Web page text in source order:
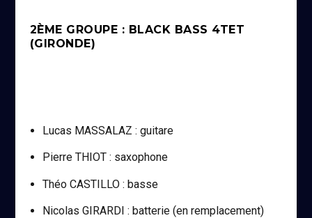
2ÈME GROUPE : BLACK BASS 4TET
(GIRONDE)
Lucas MASSALAZ : guitare
Pierre THIOT : saxophone
Théo CASTILLO : basse
Nicolas GIRARDI : batterie (en remplacement)